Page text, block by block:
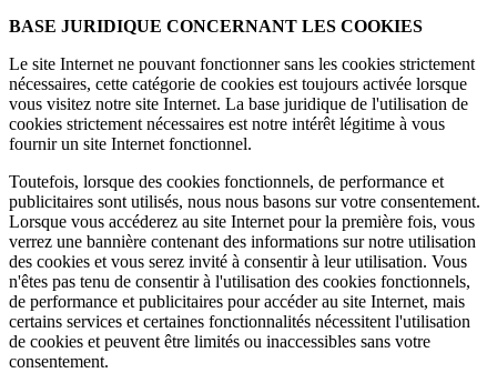
BASE JURIDIQUE CONCERNANT LES COOKIES
Le site Internet ne pouvant fonctionner sans les cookies strictement
nécessaires, cette catégorie de cookies est toujours activée lorsque
vous visitez notre site Internet. La base juridique de l'utilisation de
cookies strictement nécessaires est notre intérêt légitime à vous
fournir un site Internet fonctionnel.
Toutefois, lorsque des cookies fonctionnels, de performance et
publicitaires sont utilisés, nous nous basons sur votre consentement.
Lorsque vous accéderez au site Internet pour la première fois, vous
verrez une bannière contenant des informations sur notre utilisation
des cookies et vous serez invité à consentir à leur utilisation. Vous
n'êtes pas tenu de consentir à l'utilisation des cookies fonctionnels,
de performance et publicitaires pour accéder au site Internet, mais
certains services et certaines fonctionnalités nécessitent l'utilisation
de cookies et peuvent être limités ou inaccessibles sans votre
consentement.